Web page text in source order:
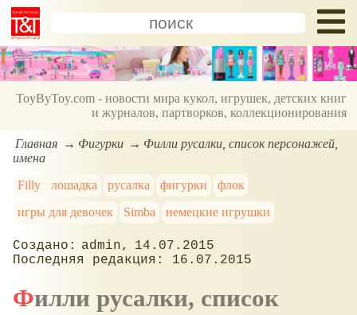
ToyByToy.com - новости мира кукол, игрушек, детских книг
и журналов, партворков, коллекционирования
Главная Фигурки
Филли русалки, список персонажей,
имена
Filly
лошадка русалка фигурки
флок
игры для девочек
Simba немецкие игрушки
admin
14.07.2015
16.07.2015
Филли русалки, список